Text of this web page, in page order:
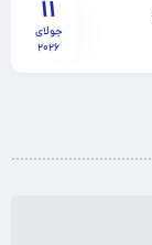
11
جولای
2026